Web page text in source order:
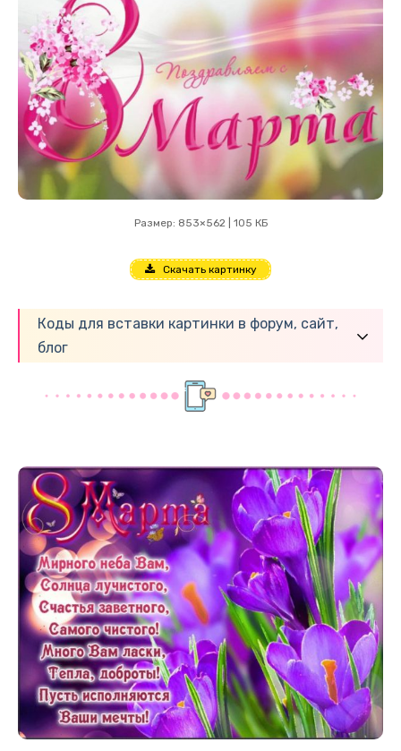
Размер: 853×562 | 105 КБ
Скачать картинку
Коды для вставки картинки в форум, сайт,
блог